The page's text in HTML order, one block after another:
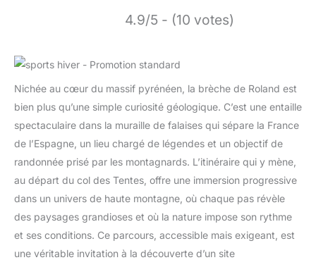
4.9/5 - (10 votes)
Nichée au cœur du massif pyrénéen, la brèche de Roland est
bien plus qu’une simple curiosité géologique. C’est une entaille
spectaculaire dans la muraille de falaises qui sépare la France
de l’Espagne, un lieu chargé de légendes et un objectif de
randonnée prisé par les montagnards. L’itinéraire qui y mène,
au départ du col des Tentes, offre une immersion progressive
dans un univers de haute montagne, où chaque pas révèle
des paysages grandioses et où la nature impose son rythme
et ses conditions. Ce parcours, accessible mais exigeant, est
une véritable invitation à la découverte d’un site